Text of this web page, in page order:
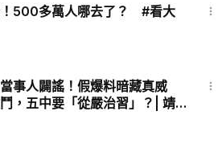
！500多萬人哪去了？ #看大
事人闢謠！假爆料暗藏真威
，五中要「從嚴治習」？| 靖
#胡錦濤 #習近平 #五中